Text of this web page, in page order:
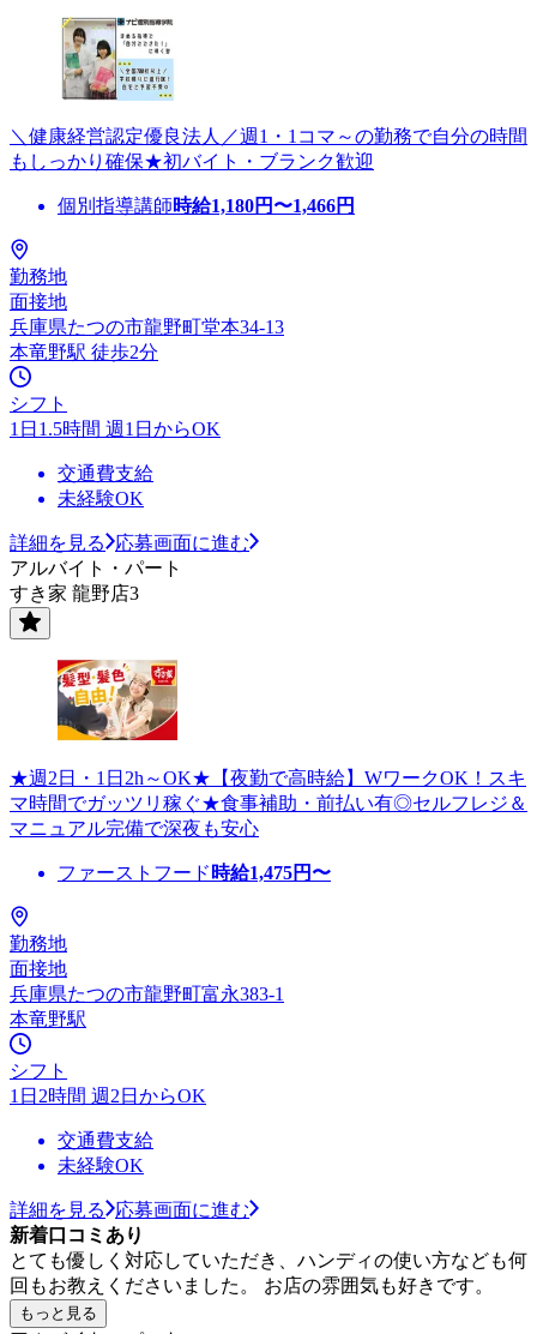
＼健康経営認定優良法人／週1・1コマ～の勤務で自分の時間
もしっかり確保★初バイト・ブランク歓迎
個別指導講師時給1,180円〜1,466円
勤務地
面接地
兵庫県たつの市龍野町堂本34-13
本竜野駅 徒歩2分
シフト
1日1.5時間 週1日からOK
交通費支給
未経験OK
詳細を見る
応募画面に進む
アルバイト・パート
すき家 龍野店3
★週2日・1日2h～OK★【夜勤で高時給】WワークOK！スキ
マ時間でガッツリ稼ぐ★食事補助・前払い有◎セルフレジ＆
マニュアル完備で深夜も安心
ファーストフード 時給1,475円〜
勤務地
面接地
兵庫県たつの市龍野町富永383-1
本竜野駅
シフト
1日2時間 週2日からOK
交通費支給
未経験OK
詳細を見る
応募画面に進む
新着口コミあり
とても優しく対応していただき、ハンディの使い方なども何
回もお教えくださいました。 お店の雰囲気も好きです。
もっと見る